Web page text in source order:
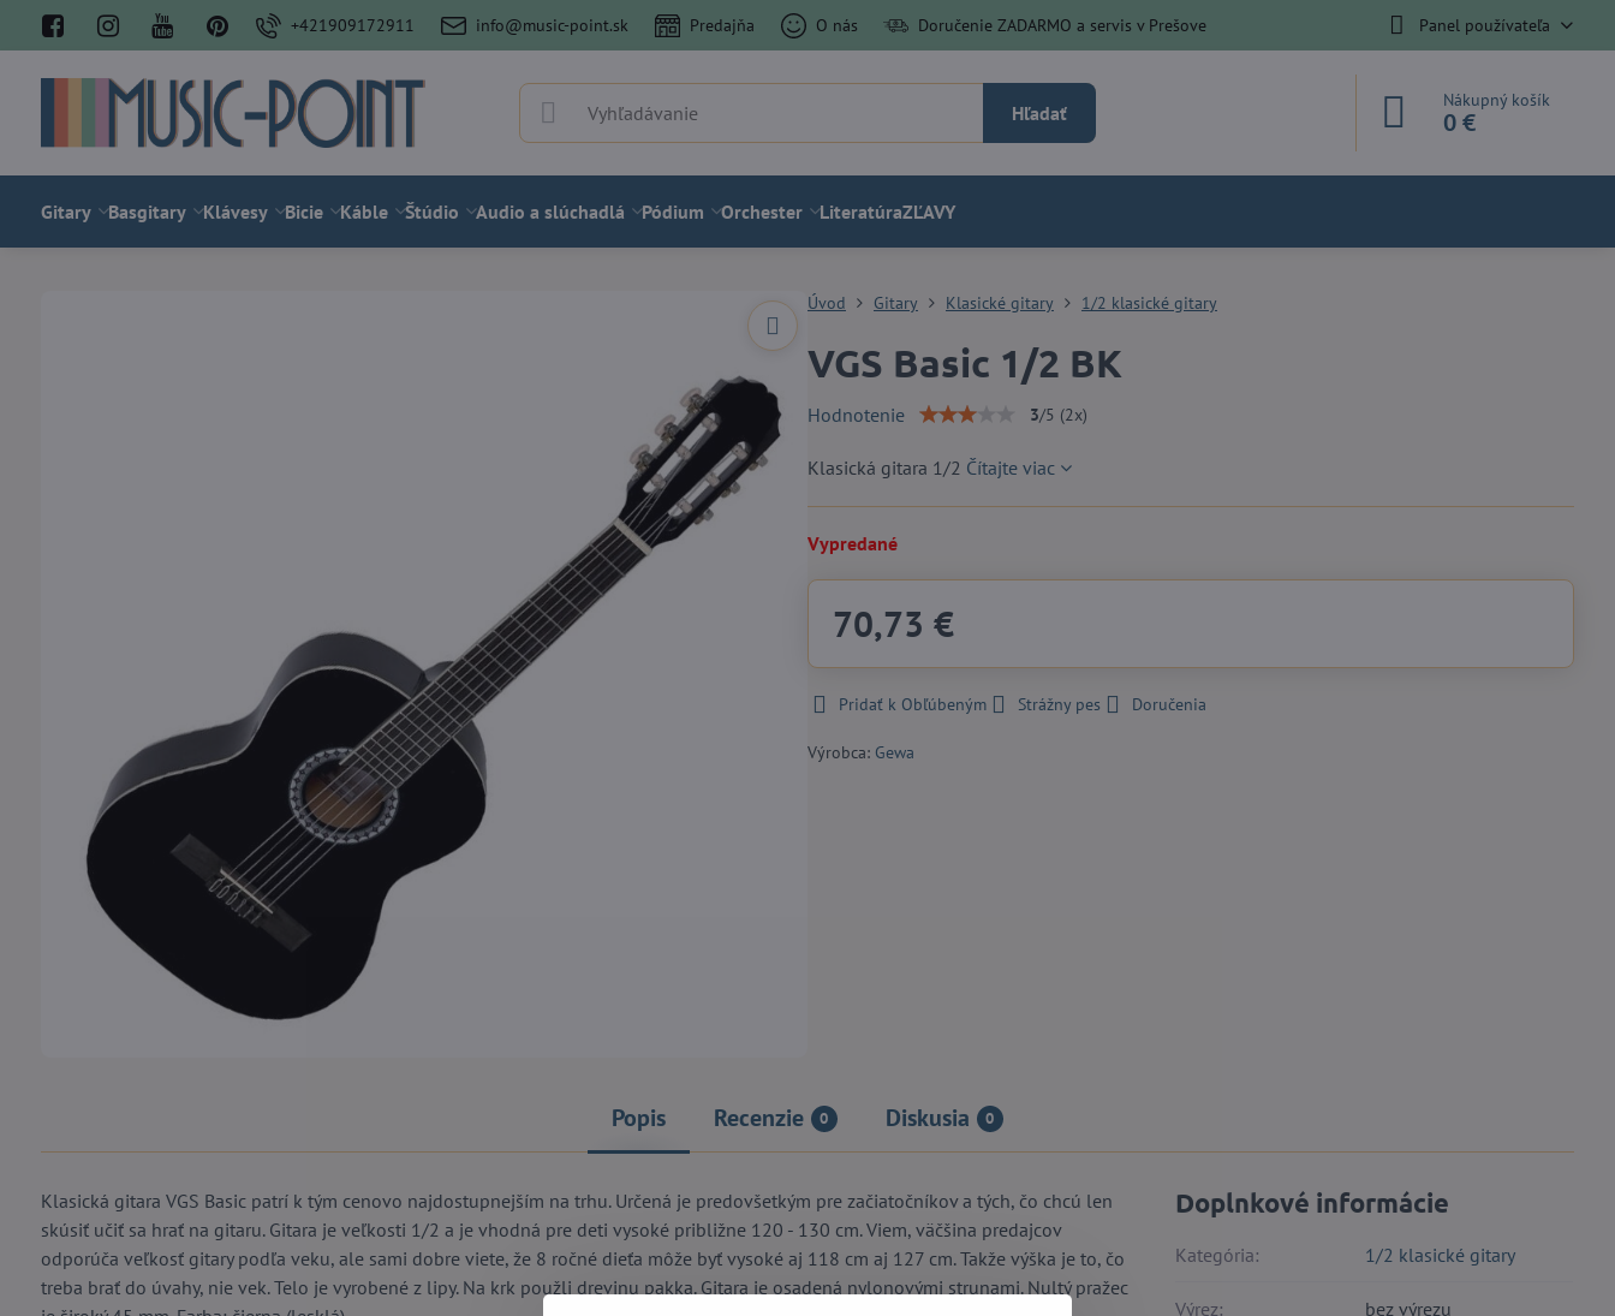
+421909172911 info@music-point.sk Predajňa O nás Doručenie ZADARMO a servis v Prešove Panel používateľa
Hľadať
Nákupný košík
0 €
Gitary Basgitary Klávesy Bicie Káble Štúdio Audio a slúchadlá Pódium Orchester LiteratúraZĽAVY
Úvod Gitary Klasické gitary 1/2 klasické gitary
VGS Basic 1/2 BK
Hodnotenie 3/5 (2x)
Klasická gitara 1/2 Čítajte viac
Vypredané
70,73 €
Pridať k Obľúbeným Strážny pes Doručenia
Výrobca: Gewa
Popis Recenzie 0 Diskusia 0
Klasická gitara VGS Basic patrí k tým cenovo najdostupnejším na trhu. Určená je predovšetkým pre začiatočníkov a tých, čo chcú len
skúsiť učiť sa hrať na gitaru. Gitara je veľkosti 1/2 a je vhodná pre deti vysoké približne 120 - 130 cm. Viem, väčšina predajcov
odporúča veľkosť gitary podľa veku, ale sami dobre viete, že 8 ročné dieťa môže byť vysoké aj 118 cm aj 127 cm. Takže výška je to, čo
treba brať do úvahy, nie vek. Telo je vyrobené z lipy. Na krk použli drevinu pakka. Gitara je osadená nylonovými strunami. Nultý pražec
Doplnkové informácie
Kategória: 1/2 klasické gitary
Výrez: bez výrezu